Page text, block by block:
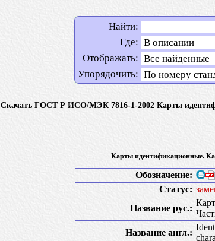
Найти:
Где:
Отображать:
Упорядочить:
Скачать ГОСТ Р ИСО/МЭК 7816-1-2002 Карты
Карты идентификационные.
Обозначение:
Статус:
Название рус.:
Название англ.: